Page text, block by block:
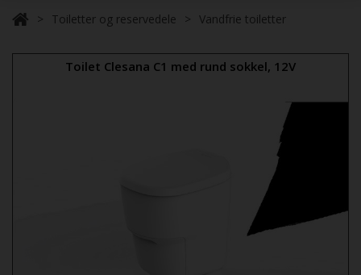
Toiletter og reservedele
Vandfrie toiletter
Toilet Clesana C1 med rund sokkel, 12V